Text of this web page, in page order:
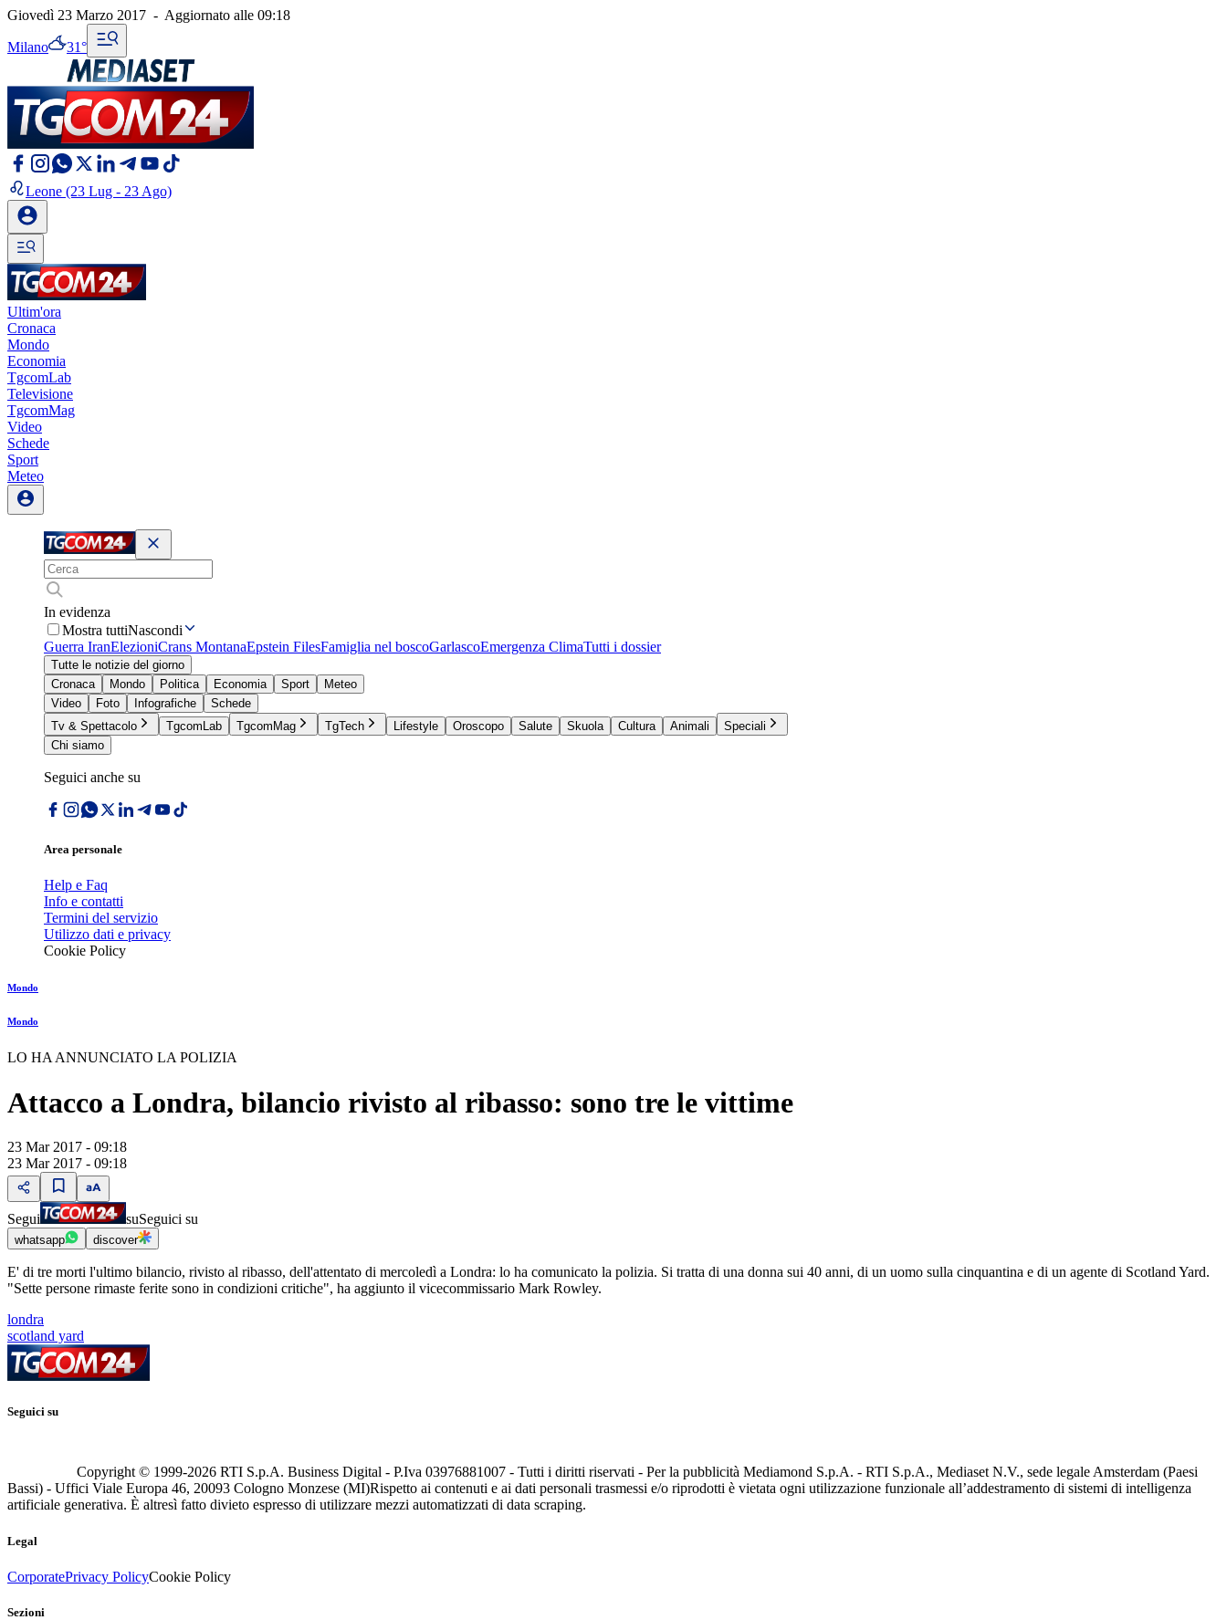
Giovedì 23 Marzo 2017 - Aggiornato alle 09:18
Milano 31°
Leone (23 Lug - 23 Ago)
Ultim'ora
Cronaca
Mondo
Economia
TgcomLab
Televisione
TgcomMag
Video
Schede
Sport
Meteo
In evidenza
Mostra tuttiNascondi
Guerra IranElezioniCrans MontanaEpstein FilesFamiglia nel boscoGarlascoEmergenza ClimaTutti i dossier
Tutte le notizie del giorno
Cronaca
Mondo Politica Economia Sport
Meteo
Video
Foto Infografiche
Schede
Tv & Spettacolo
TgcomLab TgcomMag TgTech Lifestyle Oroscopo Salute Skuola Cultura Animali
Speciali
Chi siamo
Seguici anche su
Area personale
Help e Faq
Info e contatti
Termini del servizio
Utilizzo dati e privacy
Cookie Policy
Mondo
Mondo
LO HA ANNUNCIATO LA POLIZIA
Attacco a Londra, bilancio rivisto al ribasso: sono tre le vittime
23 Mar 2017 - 09:18
23 Mar 2017 - 09:18
Segui suSeguici su
whatsapp discover
E' di tre morti l'ultimo bilancio, rivisto al ribasso, dell'attentato di mercoledì a Londra: lo ha comunicato la polizia. Si tratta di una donna sui 40 anni, di un uomo sulla cinquantina e di un agente di Scotland Yard.
"Sette persone rimaste ferite sono in condizioni critiche", ha aggiunto il vicecommissario Mark Rowley.
londra
scotland yard
Seguici su
Copyright © 1999-2026 RTI S.p.A. Business Digital - P.Iva 03976881007 - Tutti i diritti riservati - Per la pubblicità Mediamond S.p.A. - RTI S.p.A., Mediaset N.V., sede legale Amsterdam (Paesi
Bassi) - Uffici Viale Europa 46, 20093 Cologno Monzese (MI)Rispetto ai contenuti e ai dati personali trasmessi e/o riprodotti è vietata ogni utilizzazione funzionale all’addestramento di sistemi di intelligenza
artificiale generativa. È altresì fatto divieto espresso di utilizzare mezzi automatizzati di data scraping.
Legal
CorporatePrivacy PolicyCookie Policy
Sezioni